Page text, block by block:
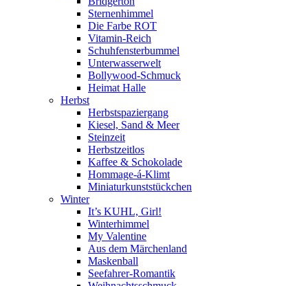
Sternenhimmel
Die Farbe ROT
Vitamin-Reich
Schuhfensterbummel
Unterwasserwelt
Bollywood-Schmuck
Heimat Halle
Herbst
Herbstspaziergang
Kiesel, Sand & Meer
Steinzeit
Herbstzeitlos
Kaffee & Schokolade
Hommage-á-Klimt
Miniaturkunststückchen
Winter
It’s KUHL, Girl!
Winterhimmel
My Valentine
Aus dem Märchenland
Maskenball
Seefahrer-Romantik